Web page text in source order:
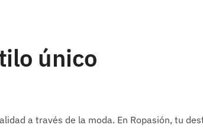
único
a través de la moda. En Ropasión, tu